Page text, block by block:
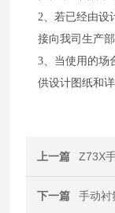
2、若已经由设
接向我司生产部
3、当使用的场
供设计图纸和
上一篇 Z73X
下一篇 手动衬